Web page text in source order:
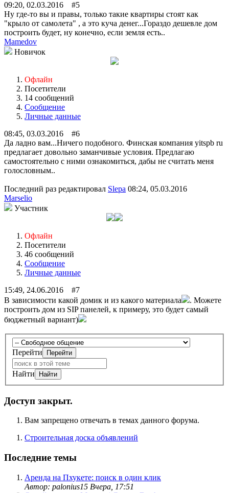
09:20, 02.03.2016 #5
Ну где-то вы и правы, только такие квартиры стоят как
"крыло от самолета" , а это куча денег...Гораздо дешевле дом
построить будет, ну конечно, если земля есть..
Mamedov
Новичок
Офлайн
Посетители
14 сообщений
Сообщение
Личные данные
08:45, 03.03.2016 #6
Да ладно вам...Ничего подобного. Финская компания yitspb ru
предлагает довольно заманчивые условия. Предлагаю
самостоятельно с ними ознакомиться, дабы не считать меня
голословным..
Последний раз редактировал Slepa 08:24, 05.03.2016
Marselio
Участник
Офлайн
Посетители
46 сообщений
Сообщение
Личные данные
15:49, 24.06.2016 #7
В зависимости какой домик и из какого материала
. Можете
построить дом из SIP панелей, к примеру, это будет самый
бюджетный вариант)
Перейти
Найти
Доступ закрыт.
Вам запрещено отвечать в темах данного форума.
Строительная доска объявлений
Последние темы
Аренда на Пхукете: поиск в один клик
Автор: palonius15 Вчера, 17:51